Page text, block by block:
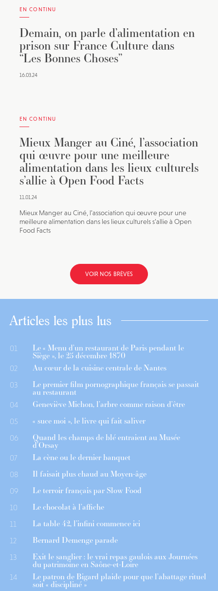
EN CONTINU
Demain, on parle d’alimentation en
prison sur France Culture dans
“Les Bonnes Choses”
16.03.24
EN CONTINU
Mieux Manger au Ciné, l’association
qui œuvre pour une meilleure
alimentation dans les lieux culturels
s’allie à Open Food Facts
11.01.24
Mieux Manger au Ciné, l’association qui œuvre pour une
meilleure alimentation dans les lieux culturels s’allie à Open
Food Facts
VOIR NOS BRÈVES
Articles les plus lus
01 Le « Menu d’un restaurant de Paris pendant le
Siège », le 25 décembre 1870
02 Au cœur de la cuisine centrale de Nantes
03 Le premier film pornographique français se passait
au restaurant
04 Geneviève Michon, l’arbre comme raison d’être
05 « suce moi », le livre qui fait saliver
06 Quand les champs de blé entraient au Musée
d’Orsay
07 La cène ou le dernier banquet
08 Il faisait plus chaud au Moyen-âge
09 Le terroir français par Slow Food
10 Le chocolat à l’affiche
11 La table 42, l’infini commence ici
12 Bernard Demenge parade
13 Exit le sanglier : le vrai repas gaulois aux Journées
du patrimoine en Saône-et-Loire
14 Le patron de Bigard plaide pour que l’abattage rituel
soit « discipliné »